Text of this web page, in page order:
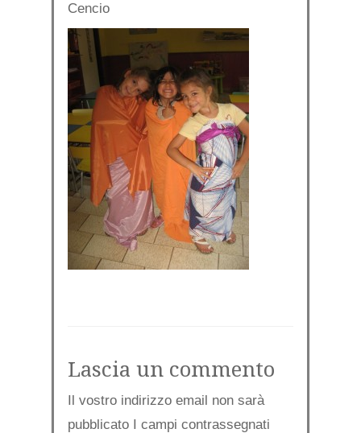
Cencio
Lascia un commento
Il vostro indirizzo email non sarà
pubblicato I campi contrassegnati